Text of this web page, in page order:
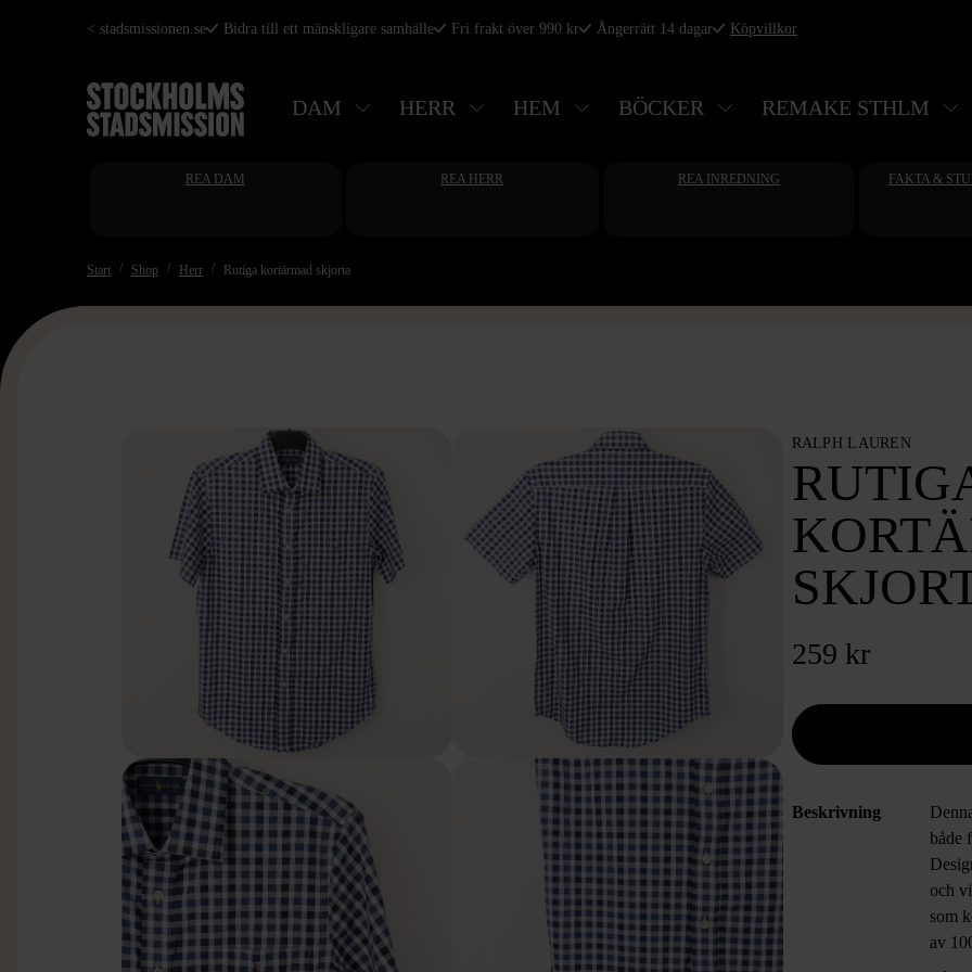
Hoppa
huvudinnehåll
< stadsmissionen.se Bidra till ett mänskligare samhälle Fri frakt över 990 kr Ångerrätt 14 dagar Köpvillkor
DAM HERR HEM BÖCKER REMAKE STHLM
REA DAM REA HERR REA INREDNING FAKTA &
Start Shop Herr Rutiga kortärmad skjorta
RALPH LAUREN
259 kr
Beskrivning
både
och
som
av